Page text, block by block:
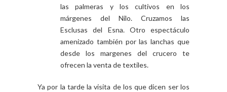
las palmeras y los cultivos en los
márgenes del Nilo. Cruzamos las
Esclusas del Esna. Otro espectáculo
amenizado también por las lanchas que
desde los margenes del crucero te
ofrecen la venta de textiles.
Ya por la tarde la visita de los que dicen ser los